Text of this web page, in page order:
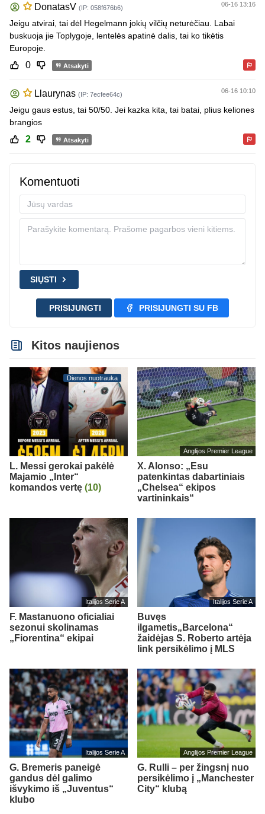
DonatasV (IP: 058f676b6) 06-16 13:16
Jeigu atvirai, tai dėl Hegelmann jokių vilčių neturėčiau. Labai
buskuoja jie Toplygoje, lentelės apatinė dalis, tai ko tikėtis
Europoje.
0 Atsakyti
Llaurynas (IP: 7ecfee64c) 06-16 10:10
Jeigu gaus estus, tai 50/50. Jei kazka kita, tai batai, plius keliones
brangios
2 Atsakyti
Komentuoti
SIŲSTI
PRISIJUNGTI PRISIJUNGTI SU FB
Kitos naujienos
Dienos nuotrauka
L. Messi gerokai pakėlė
Majamio „Inter“
komandos vertę (10)
Anglijos Premier League
X. Alonso: „Esu
patenkintas dabartiniais
„Chelsea“ ekipos
vartininkais“
Italijos Serie A
F. Mastanuono oficialiai
sezonui skolinamas
„Fiorentina“ ekipai
Italijos Serie A
Buvęs
ilgametis„Barcelona“
žaidėjas S. Roberto artėja
link persikėlimo į MLS
Italijos Serie A
G. Bremeris paneigė
gandus dėl galimo
išvykimo iš „Juventus“
klubo
Anglijos Premier League
G. Rulli – per žingsnį nuo
persikėlimo į „Manchester
City“ klubą